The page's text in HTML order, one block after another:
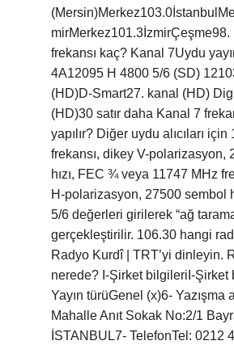
mirMerkez101.3İzmirÇeşme98.
frekansı kaç? Kanal 7Uydu
4A12095 H 4800 5/6 (SD)
(HD)D-Smart27. kanal (HD)
(HD)30 satır daha Kanal 7
yapılır? Diğer uydu alıcıları
frekansı, dikey V-polarizasyon,
hızı, FEC ¾ veya 11747 MHz
H-polarizasyon, 27500 sembol
5/6 değerleri girilerek “ağ
gerçekleştirilir. 106.30 hangi
Radyo Kurdî | TRT’yi dinleyin.
nerede? I-Şirket bilgileriI-Şirket
Yayın türüGenel (x)6- Yazışma
Mahalle Anıt Sokak No:2/1
İSTANBUL7- TelefonTel: 0212